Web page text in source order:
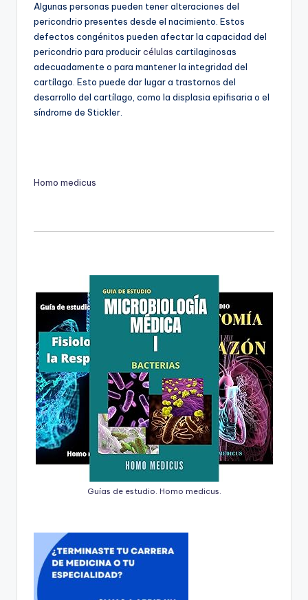
Algunas personas pueden tener alteraciones del
pericondrio presentes desde el nacimiento. Estos
defectos congénitos pueden afectar la capacidad del
pericondrio para producircélulas cartilaginosas
adecuadamente o para mantener la integridad del
cartílago. Esto puede dar lugar a trastornos del
desarrollo del cartílago, como la displasia epifisaria o el
síndrome de Stickler.
Homo medicus
Guías de estudio. Homo medicus.